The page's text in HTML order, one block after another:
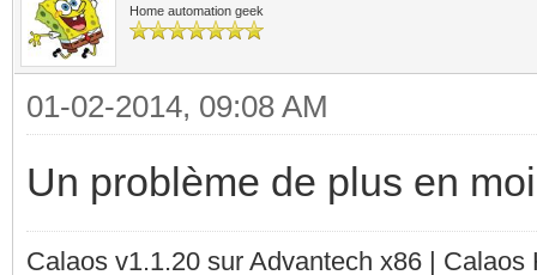
Home automation geek
01-02-2014, 09:08 AM
Un problème de plus en
Calaos v1.1.20 sur Advantech x86 |